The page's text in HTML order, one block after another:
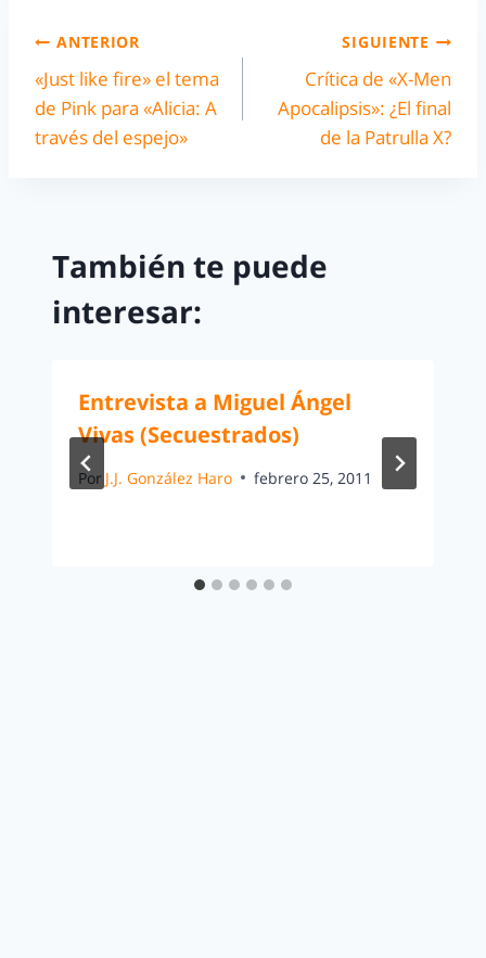
ANTERIOR
«Just like fire» el tema
de Pink para «Alicia: A
través del espejo»
SIGUIENTE
Crítica de «X-Men
Apocalipsis»: ¿El final
de la Patrulla X?
También te puede
interesar:
Entrevista a Miguel Ángel
Vivas (Secuestrados)
Por J.J. González Haro febrero 25, 2011